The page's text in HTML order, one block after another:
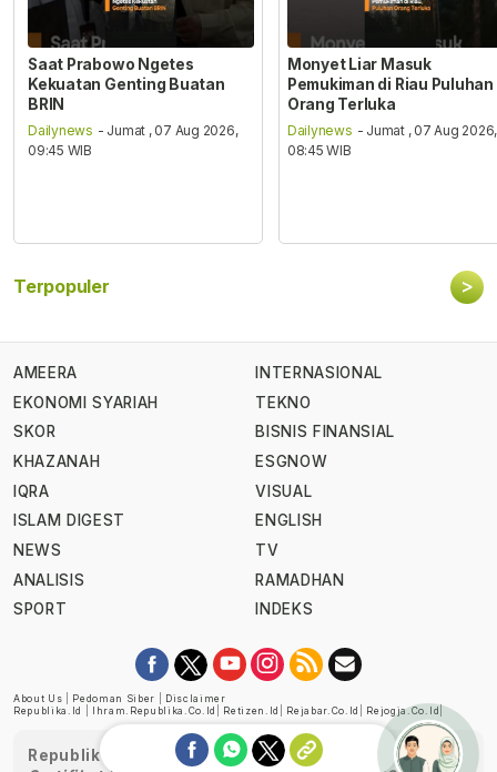
Saat Prabowo Ngetes
Kekuatan Genting Buatan
BRIN
Dailynews - Jumat , 07 Aug 2026,
09:45 WIB
Monyet Liar Masuk
Pemukiman di Riau Puluhan
Orang Terluka
Dailynews - Jumat , 07 Aug 2026,
08:45 WIB
Terpopuler >
AMEERA
EKONOMI SYARIAH
SKOR
KHAZANAH
IQRA
ISLAM DIGEST
NEWS
ANALISIS
SPORT
INTERNASIONAL
TEKNO
BISNIS FINANSIAL
ESGNOW
VISUAL
ENGLISH
TV
RAMADHAN
INDEKS
About Us Pedoman Siber
Disclaimer
Republika.id
Ihram.republika.co.id Retizen.id Rejabar.co.id Rejogja.co.id
Republika telah diverifikasi oleh Dewan Pers